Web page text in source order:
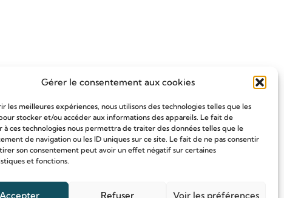
Gérer le consentement aux cookies
les meilleures expériences, nous utilisons des technologies telles que les
stocker et/ou accéder aux informations des appareils. Le fait de
à ces technologies nous permettra de traiter des données telles que le
de navigation ou les ID uniques sur ce site. Le fait de ne pas consentir
son consentement peut avoir un effet négatif sur certaines
et fonctions.
Accepter Refuser Voir les préférences